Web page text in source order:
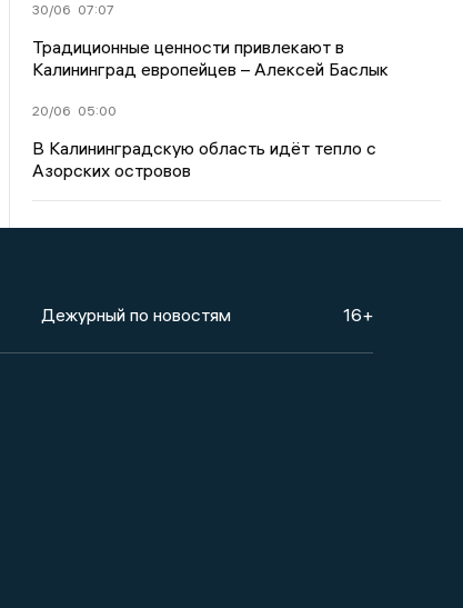
30/06 07:07
Традиционные ценности привлекают в
Калининград европейцев – Алексей Баслык
20/06 05:00
В Калининградскую область идёт тепло с
Азорских островов
Дежурный по новостям 16+